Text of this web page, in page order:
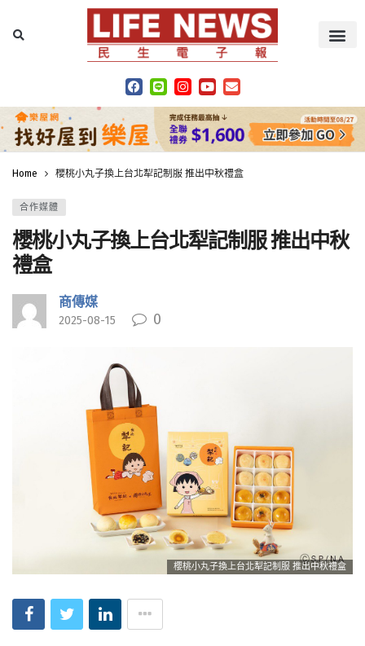
Home 櫻桃小丸子換上台北犁記制服 推出中秋禮盒
合作媒體
櫻桃小丸子換上台北犁記制服 推出中秋
禮盒
商傳媒
2025-08-15 0
櫻桃小丸子換上台北犁記制服 推出中秋禮盒